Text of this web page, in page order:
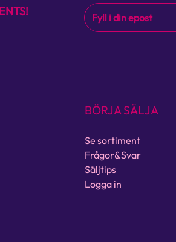
BÖRJA SÄLJA
Se sortiment
Frågor&Svar
Säljtips
Logga in